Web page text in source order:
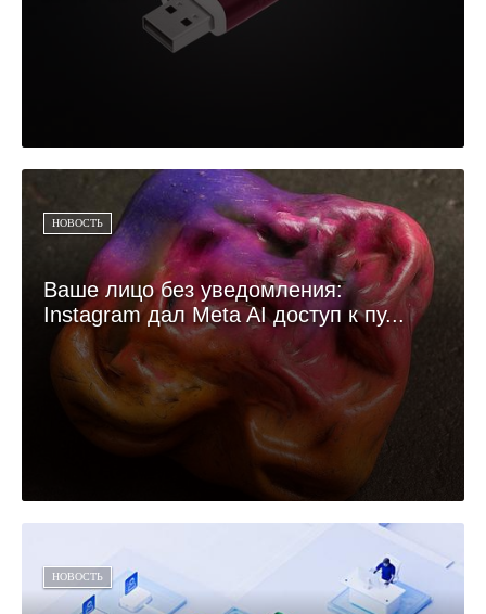
НОВОСТЬ
Ваше лицо без уведомления:
Instagram дал Meta AI доступ к пу...
НОВОСТЬ